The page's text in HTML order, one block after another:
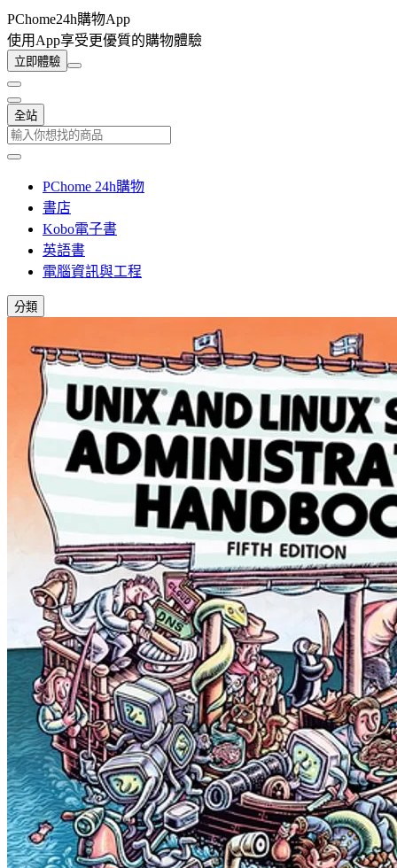
PChome24h購物App
使用App享受更優質的購物體驗
立即體驗
全站
PChome 24h購物
書店
Kobo電子書
英語書
電腦資訊與工程
分類